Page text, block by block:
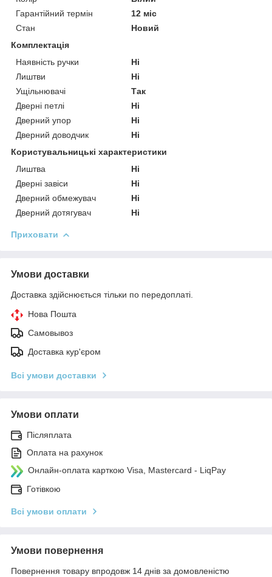
Гарантійний термін
12 міс
Стан
Новий
Комплектація
Наявність ручки
Ні
Лиштви
Ні
Ущільнювачі
Так
Дверні петлі
Ні
Дверний упор
Ні
Дверний доводчик
Ні
Користувальницькі характеристики
Лиштва
Ні
Дверні завіси
Ні
Дверний обмежувач
Ні
Дверний дотягувач
Ні
Приховати
Умови доставки
Доставка здійснюється тільки по передоплаті.
Нова Пошта
Самовывоз
Доставка кур'єром
Всі умови доставки
Умови оплати
Післяплата
Оплата на рахунок
Онлайн-оплата карткою Visa, Mastercard - LiqPay
Готівкою
Всі умови оплати
Умови повернення
Повернення товару впродовж 14 днів за домовленістю